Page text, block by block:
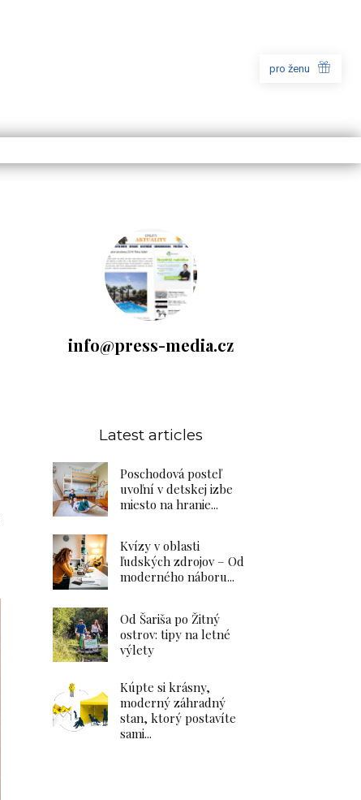
pro ženu
info@press-media.cz
Latest articles
Poschodová posteľ
uvoľní v detskej izbe
miesto na hranie...
Kvízy v oblasti
ľudských zdrojov – Od
moderného náboru...
Od Šariša po Žitný
ostrov: tipy na letné
výlety
Kúpte si krásny,
moderný záhradný
stan, ktorý postavíte
sami...